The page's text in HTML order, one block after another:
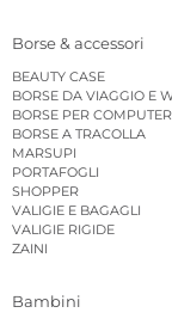
Borse & accessori
BEAUTY CASE
BORSE DA VIAGGIO E
BORSE PER COMPUTER
BORSE A TRACOLLA
MARSUPI
PORTAFOGLI
SHOPPER
VALIGIE E BAGAGLI
VALIGIE RIGIDE
ZAINI
Bambini